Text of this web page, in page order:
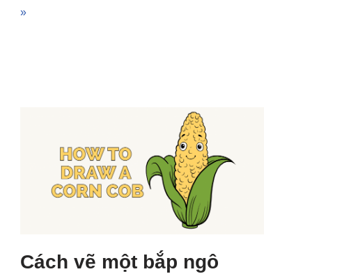
»
Cách vẽ một bắp ngô